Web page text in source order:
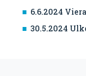
6.6.2024
30.5.2024